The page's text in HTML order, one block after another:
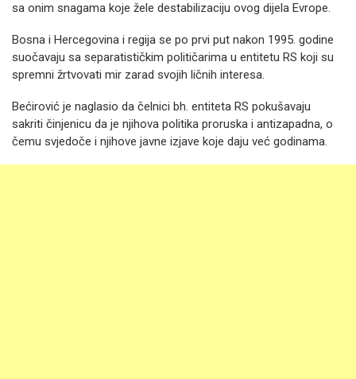
sa onim snagama koje žele destabilizaciju ovog dijela Evrope.
Bosna i Hercegovina i regija se po prvi put nakon 1995. godine
suočavaju sa separatističkim političarima u entitetu RS koji su
spremni žrtvovati mir zarad svojih ličnih interesa.
Bećirović je naglasio da čelnici bh. entiteta RS pokušavaju
sakriti činjenicu da je njihova politika proruska i antizapadna, o
čemu svjedoče i njihove javne izjave koje daju već godinama.